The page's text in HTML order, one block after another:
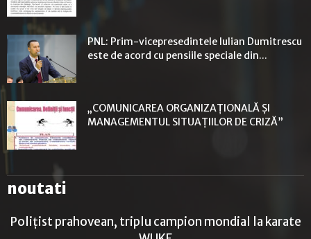
PNL: Prim-vicepresedintele Iulian Dumitrescu
este de acord cu pensiile speciale din...
„COMUNICAREA ORGANIZAŢIONALĂ ŞI
MANAGEMENTUL SITUAŢIILOR DE CRIZĂ”
noutati
Polițist prahovean, triplu campion mondial la karate